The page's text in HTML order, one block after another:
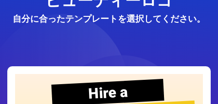
自分に合ったテンプレートを選択してください。
Hire a